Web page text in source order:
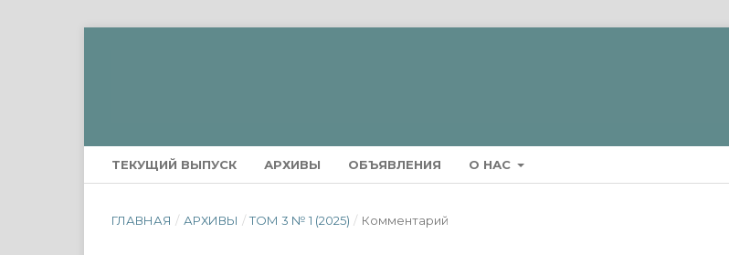
ТЕКУЩИЙ ВЫПУСК АРХИВЫ ОБЪЯВЛЕНИЯ О НАС
ГЛАВНАЯ / АРХИВЫ / ТОМ 3 № 1 (2025) / Комментарий